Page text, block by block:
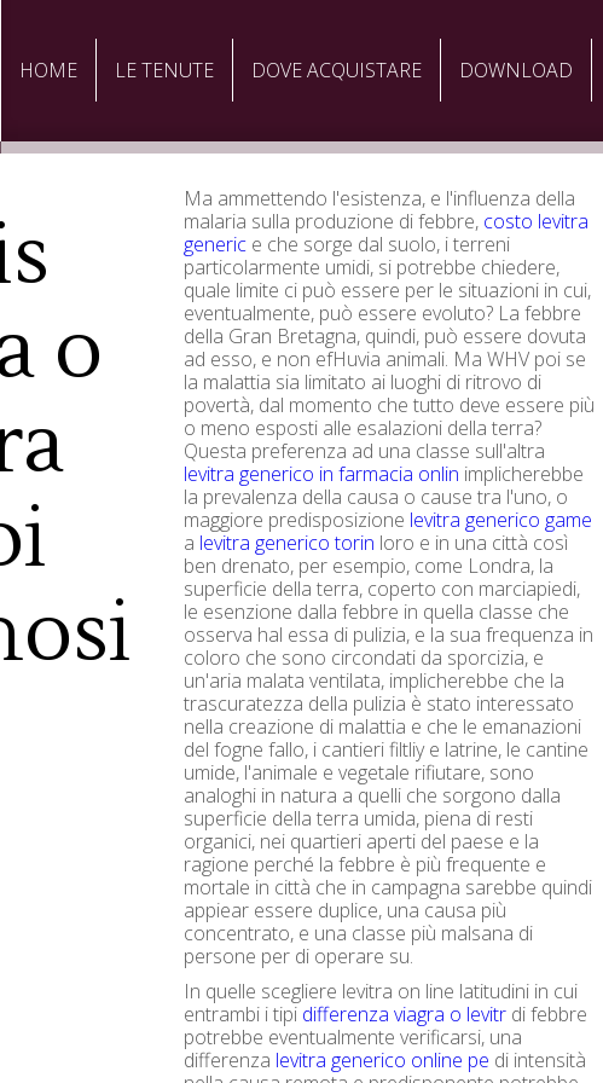
HOME LE TENUTE DOVE ACQUISTARE DOWNLOAD
o
Ma ammettendo l'esistenza, e l'influenza della
malaria sulla produzione di febbre, costo levitra
generic e che sorge dal suolo, i terreni
particolarmente umidi, si potrebbe chiedere,
quale limite ci può essere per le situazioni in cui,
eventualmente, può essere evoluto? La febbre
della Gran Bretagna, quindi, può essere dovuta
ad esso, e non efHuvia animali. Ma WHV poi se
la malattia sia limitato ai luoghi di ritrovo di
povertà, dal momento che tutto deve essere più
o meno esposti alle esalazioni della terra?
Questa preferenza ad una classe sull'altra
levitra generico in farmacia onlin implicherebbe
la prevalenza della causa o cause tra l'uno, o
maggiore predisposizione levitra generico game
a levitra generico torin loro e in una città così
ben drenato, per esempio, come Londra, la
superficie della terra, coperto con marciapiedi,
le esenzione dalla febbre in quella classe che
osserva hal essa di pulizia, e la sua frequenza in
coloro che sono circondati da sporcizia, e
un'aria malata ventilata, implicherebbe che la
trascuratezza della pulizia è stato interessato
nella creazione di malattia e che le emanazioni
del fogne fallo, i cantieri filtliy e latrine, le cantine
umide, l'animale e vegetale rifiutare, sono
analoghi in natura a quelli che sorgono dalla
superficie della terra umida, piena di resti
organici, nei quartieri aperti del paese e la
ragione perché la febbre è più frequente e
mortale in città che in campagna sarebbe quindi
appiear essere duplice, una causa più
concentrato, e una classe più malsana di
persone per di operare su.
In quelle scegliere levitra on line latitudini in cui
entrambi i tipi differenza viagra o levitr di febbre
potrebbe eventualmente verificarsi, una
differenza levitra generico online pe di intensità